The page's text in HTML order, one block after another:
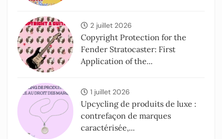
2 juillet 2026
Copyright Protection for the
Fender Stratocaster: First
Application of the...
1 juillet 2026
Upcycling de produits de luxe :
contrefaçon de marques
caractérisée,...